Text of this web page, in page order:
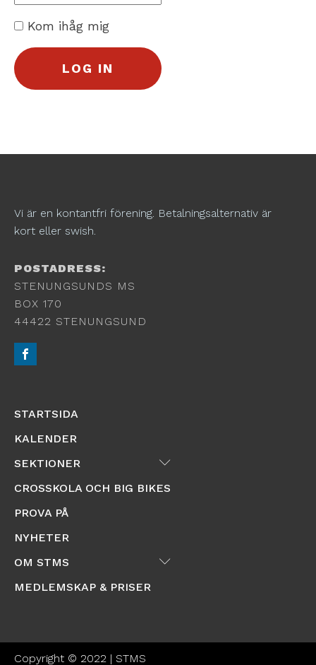
Kom ihåg mig
Vi är en kontantfri förening. Betalningsalternativ är
kort eller swish.
POSTADRESS:
STENUNGSUNDS MS
BOX 170
44422 STENUNGSUND
STARTSIDA
KALENDER
SEKTIONER
Submenu
CROSSKOLA OCH BIG BIKES
PROVA PÅ
NYHETER
OM STMS
Submenu
MEDLEMSKAP & PRISER
Copyright © 2022 | STMS